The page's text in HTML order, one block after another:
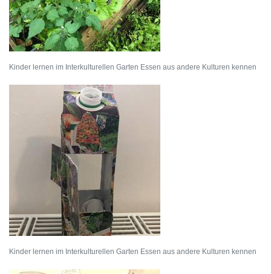
Kinder lernen im Interkulturellen Garten Essen aus andere Kulturen kennen
Kinder lernen im Interkulturellen Garten Essen aus andere Kulturen kennen